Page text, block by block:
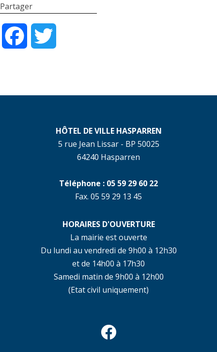
Partager
Facebook
HÔTEL DE VILLE HASPARREN
5 rue Jean Lissar - BP 50025
64240 Hasparren
Téléphone : 05 59 29 60 22
Fax. 05 59 29 13 45
HORAIRES D'OUVERTURE
La mairie est ouverte
Du lundi au vendredi de 9h00 à 12h30
et de 14h00 à 17h30
Samedi matin de 9h00 à 12h00
(Etat civil uniquement)